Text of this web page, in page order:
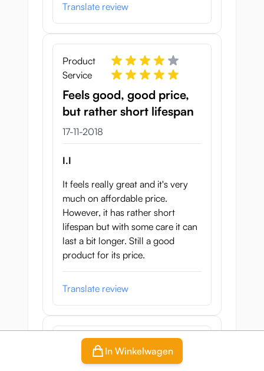
In Winkelwagen
Translate review
Product
Service
Feels good, good price,
but rather short lifespan
17 november 2018
17-11-2018
I.I
It feels really great and it's very
much on affordable price.
However, it has rather short
lifespan but with some care it can
last a bit longer. Still a good
product for its price.
Translate review
Product
Service